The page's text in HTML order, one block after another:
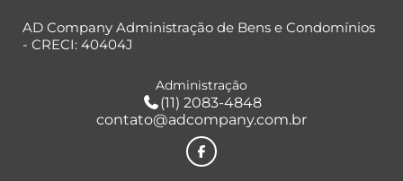
AD Company Administração de Bens e Condomínios
- CRECI: 40404J
Administração
(11) 2083-4848
contato@adcompany.com.br